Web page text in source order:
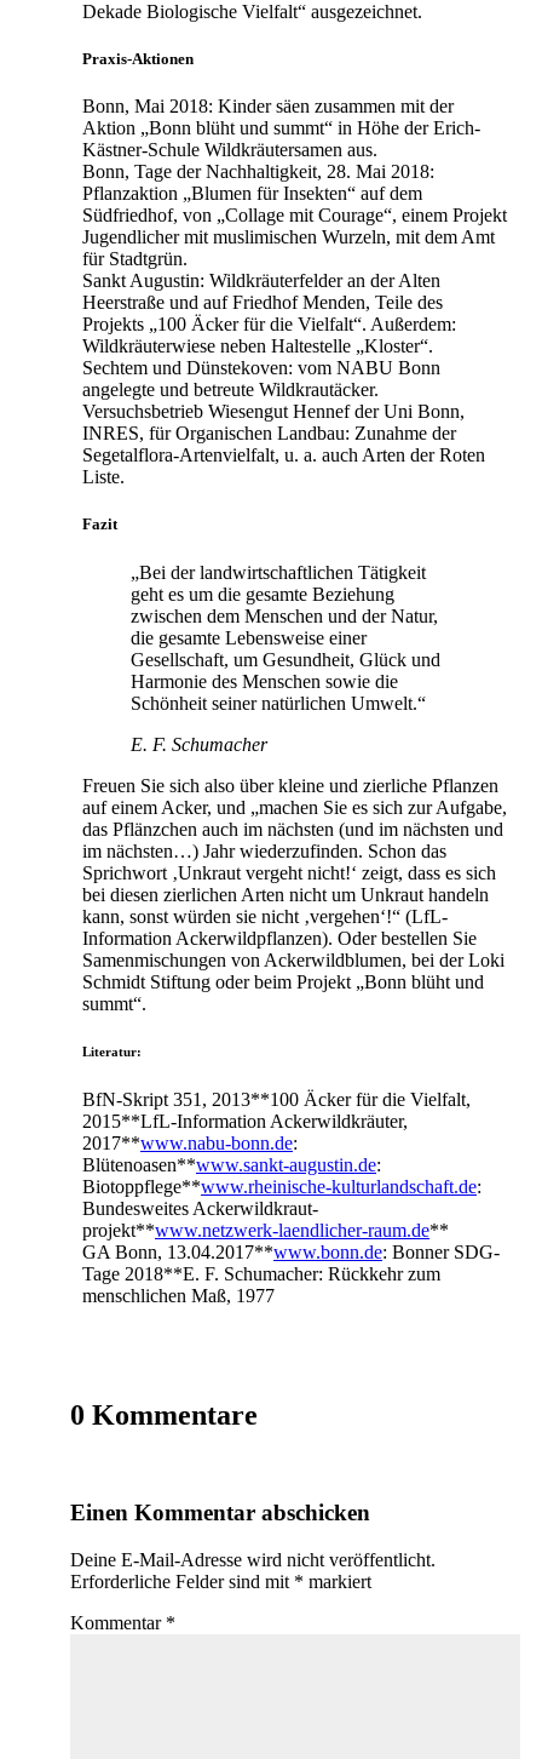
Dekade Biologische Vielfalt“ ausgezeichnet.
Praxis-Aktionen
Bonn, Mai 2018: Kinder säen zusammen mit der
Aktion „Bonn blüht und summt“ in Höhe der Erich-
Kästner-Schule Wildkräutersamen aus.
Bonn, Tage der Nachhaltigkeit, 28. Mai 2018:
Pflanzaktion „Blumen für Insekten“ auf dem
Südfriedhof, von „Collage mit Courage“, einem Projekt
Jugendlicher mit muslimischen Wurzeln, mit dem Amt
für Stadtgrün.
Sankt Augustin: Wildkräuterfelder an der Alten
Heerstraße und auf Friedhof Menden, Teile des
Projekts „100 Äcker für die Vielfalt“. Außerdem:
Wildkräuterwiese neben Haltestelle „Kloster“.
Sechtem und Dünstekoven: vom NABU Bonn
angelegte und betreute Wildkrautäcker.
Versuchsbetrieb Wiesengut Hennef der Uni Bonn,
INRES, für Organischen Landbau: Zunahme der
Segetalflora-Artenvielfalt, u. a. auch Arten der Roten
Liste.
Fazit
„Bei der landwirtschaftlichen Tätigkeit
geht es um die gesamte Beziehung
zwischen dem Menschen und der Natur,
die gesamte Lebensweise einer
Gesellschaft, um Gesundheit, Glück und
Harmonie des Menschen sowie die
Schönheit seiner natürlichen Umwelt.“
E. F. Schumacher
Freuen Sie sich also über kleine und zierliche Pflanzen
auf einem Acker, und „machen Sie es sich zur Aufgabe,
das Pflänzchen auch im nächsten (und im nächsten und
im nächsten…) Jahr wiederzufinden. Schon das
Sprichwort ‚Unkraut vergeht nicht!‘ zeigt, dass es sich
bei diesen zierlichen Arten nicht um Unkraut handeln
kann, sonst würden sie nicht ‚vergehen‘!“ (LfL-
Information Ackerwildpflanzen). Oder bestellen Sie
Samenmischungen von Ackerwildblumen, bei der Loki
Schmidt Stiftung oder beim Projekt „Bonn blüht und
summt“.
Literatur:
BfN-Skript 351, 2013**100 Äcker für die Vielfalt,
2015**LfL-Information Ackerwildkräuter,
2017**www.nabu-bonn.de:
Blütenoasen**www.sankt-augustin.de:
Biotoppflege**www.rheinische-kulturlandschaft.de:
Bundesweites Ackerwildkraut-
projekt**www.netzwerk-laendlicher-raum.de**
GA Bonn, 13.04.2017**www.bonn.de: Bonner SDG-
Tage 2018**E. F. Schumacher: Rückkehr zum
menschlichen Maß, 1977
0 Kommentare
Einen Kommentar abschicken
Deine E-Mail-Adresse wird nicht veröffentlicht.
Erforderliche Felder sind mit * markiert
Kommentar *